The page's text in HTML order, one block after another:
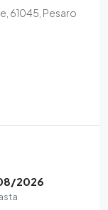
61045, Pesaro
2026